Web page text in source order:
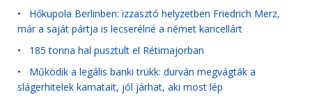
• Hőkupola Berlinben: izzasztó helyzetben Friedrich Merz,
már a saját pártja is lecserélné a német kancellárt
• 185 tonna hal pusztult el Rétimajorban
• Működik a legális banki trükk: durván megvágták a
slágerhitelek kamatait, jól járhat, aki most lép